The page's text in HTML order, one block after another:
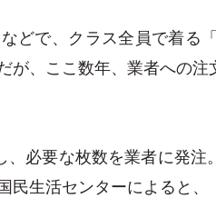
どで、クラス全員で着る
が、ここ数年、業者への
必要な枚数を業者に発注
民生活センターによると、